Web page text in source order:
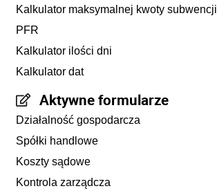
Kalkulator maksymalnej kwoty subwencji
PFR
Kalkulator ilości dni
Kalkulator dat
Aktywne formularze
Działalność gospodarcza
Spółki handlowe
Koszty sądowe
Kontrola zarządcza